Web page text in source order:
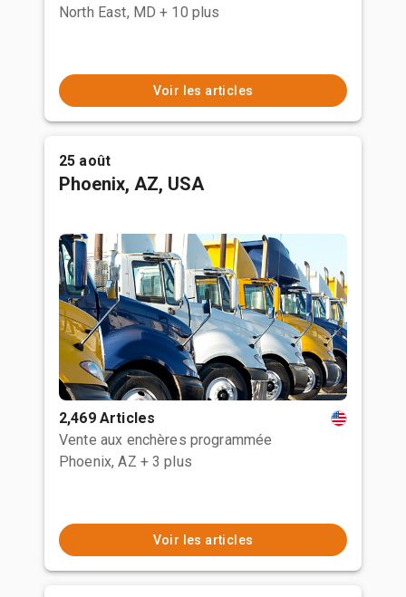
North East, MD + 10 plus
Voir les articles
25 août
Phoenix, AZ, USA
2,469 Articles
Vente aux enchères programmée
Phoenix, AZ + 3 plus
Voir les articles